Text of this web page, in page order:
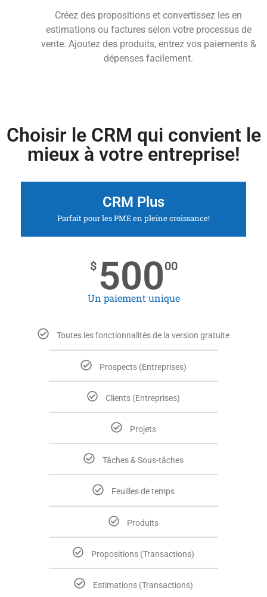
Créez des propositions et convertissez les en
estimations ou factures selon votre processus de
vente. Ajoutez des produits, entrez vos paiements &
dépenses facilement.
Choisir le CRM qui convient le
mieux à votre entreprise!
CRM Plus
Parfait pour les PME en pleine croissance!
$ 50000
Un paiement unique
Toutes les fonctionnalités de la version gratuite
Prospects (Entreprises)
Clients (Entreprises)
Projets
Tâches & Sous-tâches
Feuilles de temps
Produits
Propositions (Transactions)
Estimations (Transactions)